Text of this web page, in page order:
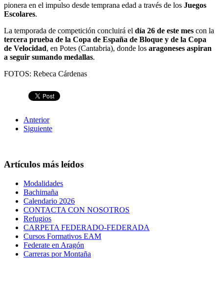
pionera en el impulso desde temprana edad a través de los Juegos
Escolares.
La temporada de competición concluirá el día 26 de este mes con la
tercera prueba de la Copa de España de Bloque y de la Copa
de Velocidad, en Potes (Cantabria), donde los aragoneses aspiran
a seguir sumando medallas.
FOTOS: Rebeca Cárdenas
Anterior
Siguiente
Artículos más leídos
Modalidades
Bachimaña
Calendario 2026
CONTACTA CON NOSOTROS
Refugios
CARPETA FEDERADO-FEDERADA
Cursos Formativos EAM
Federate en Aragón
Carreras por Montaña